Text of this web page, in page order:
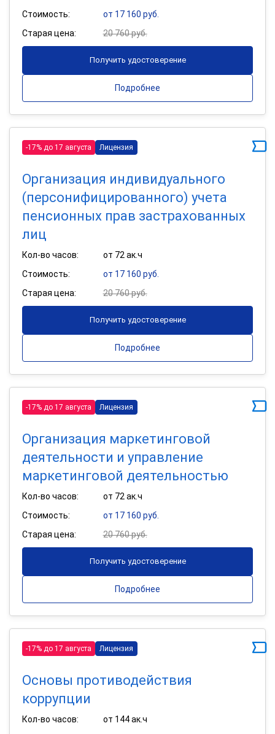
Стоимость:
от 17 160 руб.
Старая цена:
20 760 руб.
Получить удостоверение
Подробнее
-17% до 17 августа Лицензия
Организация индивидуального
(персонифицированного) учета
пенсионных прав застрахованных
лиц
Кол-во часов:
от 72 ак.ч
Стоимость:
от 17 160 руб.
Старая цена:
20 760 руб.
Получить удостоверение
Подробнее
-17% до 17 августа Лицензия
Организация маркетинговой
деятельности и управление
маркетинговой деятельностью
Кол-во часов:
от 72 ак.ч
Стоимость:
от 17 160 руб.
Старая цена:
20 760 руб.
Получить удостоверение
Подробнее
-17% до 17 августа Лицензия
Основы противодействия
коррупции
Кол-во часов:
от 144 ак.ч